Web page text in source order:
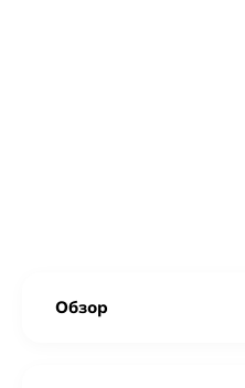
Обзор